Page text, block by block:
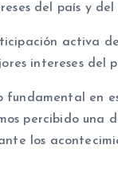
del país y
activa
intereses del
fundamental en
percibido una
los